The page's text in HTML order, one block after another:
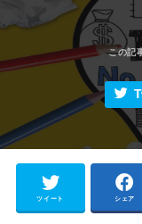
ツイート シェア